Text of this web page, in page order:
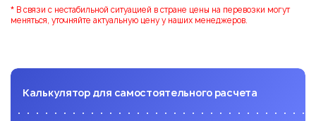
* В связи с нестабильной ситуацией в стране цены на перевозки могут
меняться, уточняйте актуальную цену у наших менеджеров.
Калькулятор для самостоятельного расчета